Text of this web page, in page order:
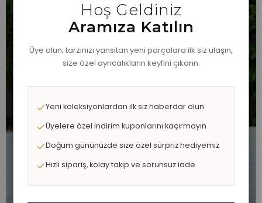
Hoş Geldiniz
Aramıza Katılın
Üye olun; tarzınızı yansıtan yeni parçalara ilk siz ulaşın,
size özel ayrıcalıkların keyfini çıkarın.
Yeni koleksiyonlardan ilk siz haberdar olun
Üyelere özel indirim kuponlarını kaçırmayın
Doğum gününüzde size özel sürpriz hediyemiz
Hızlı sipariş, kolay takip ve sorunsuz iade